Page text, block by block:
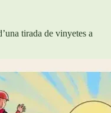
tirada de vinyetes a